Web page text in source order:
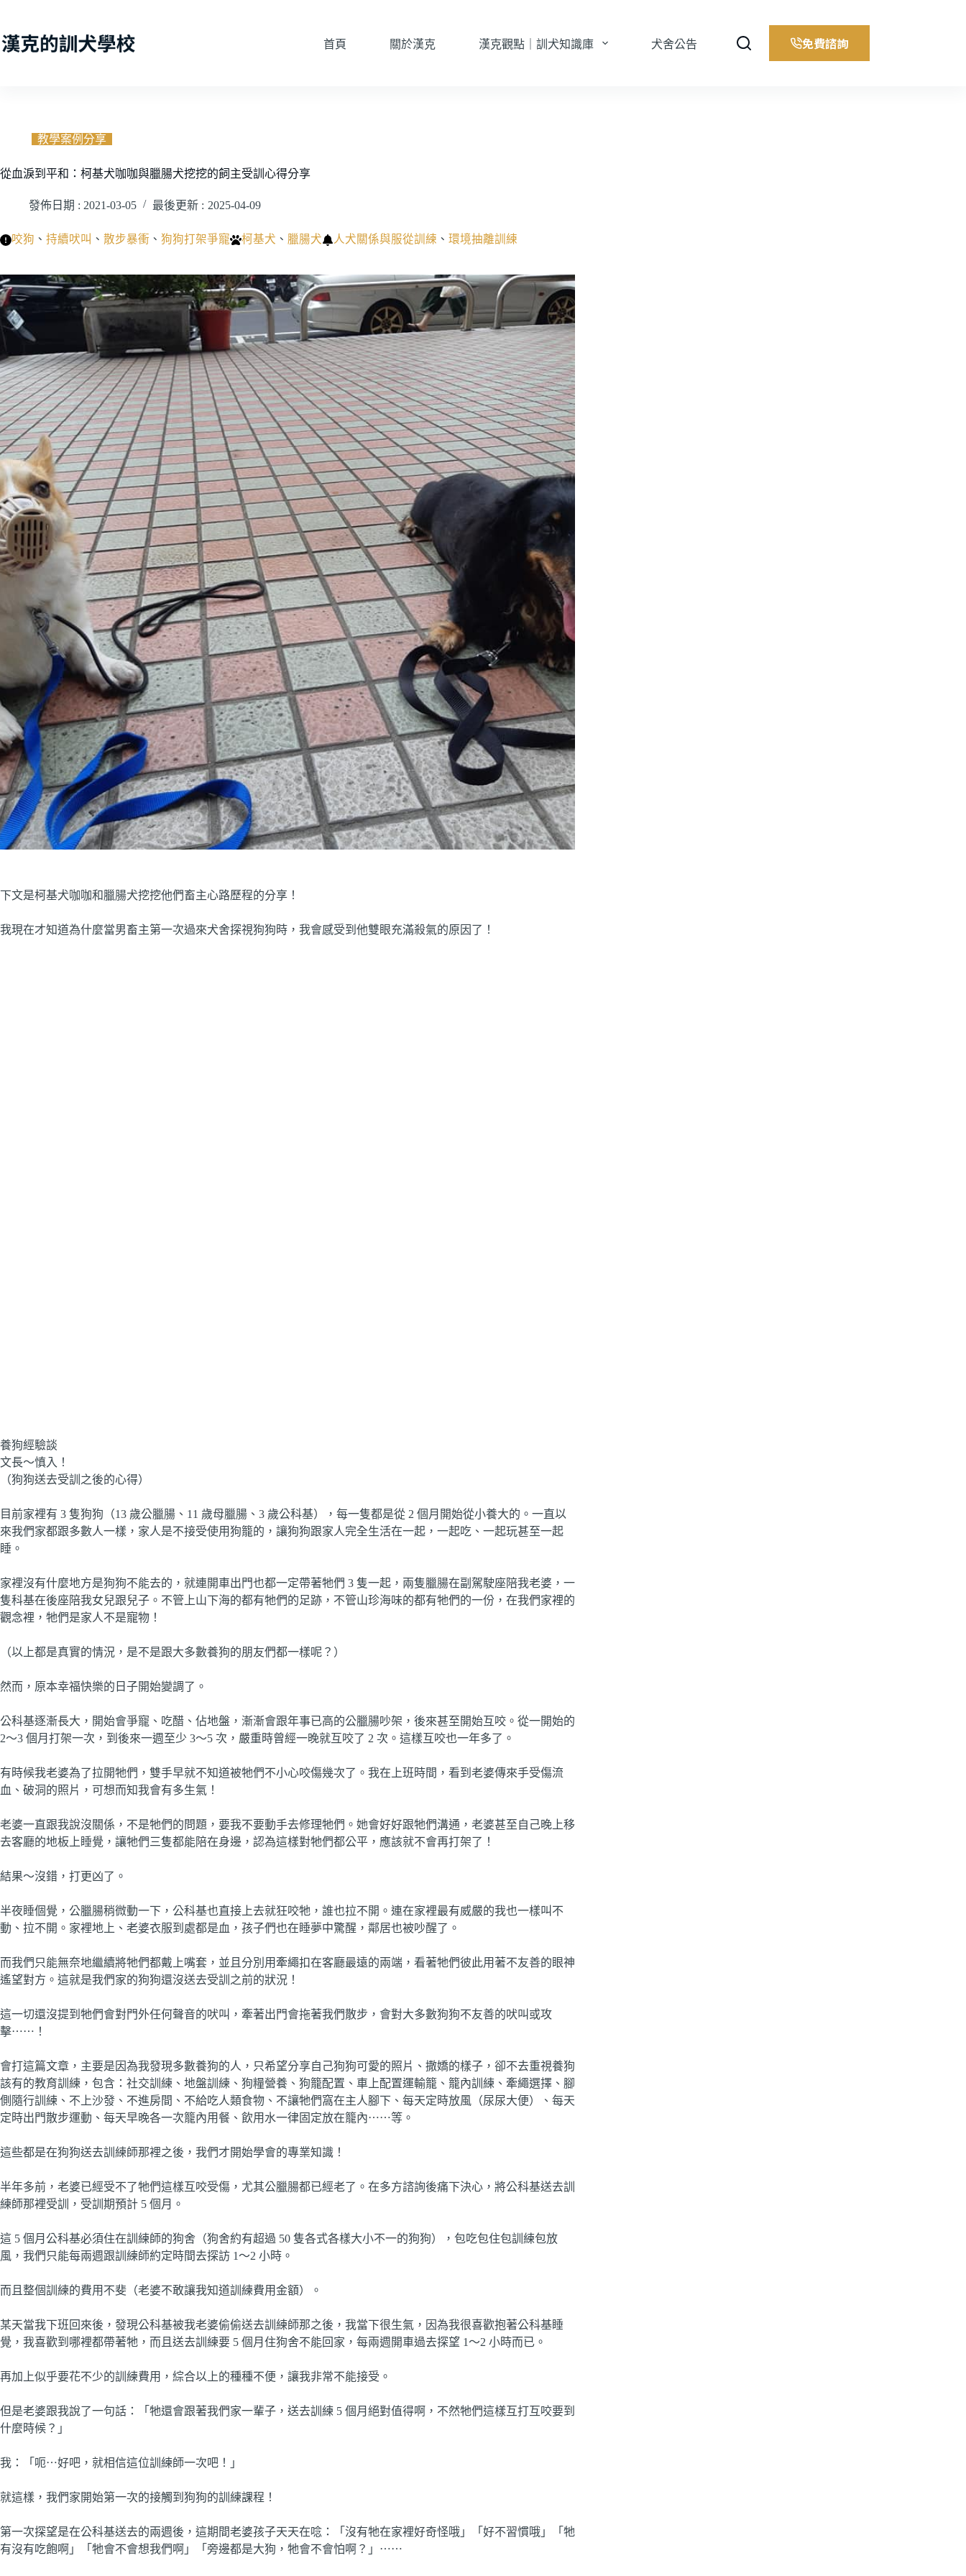
主
首頁 關於漢克 漢克觀點｜訓犬知識庫 犬舍公告 免費諮詢
教學案例分享
從血淚到平和：柯基犬咖咖與臘腸犬挖挖的飼主受訓心得分享
發佈日期 : 2021-03-05 最後更新 : 2025-04-09
咬狗 、 持續吠叫 、 散步暴衝 、 狗狗打架爭寵 柯基犬 、 臘腸犬 人犬關係與服從訓練 、 環境抽離訓練
下文是柯基犬咖咖和臘腸犬挖挖他們畜主心路歷程的分享！
我現在才知道為什麼當男畜主第一次過來犬舍探視狗狗時，我會感受到他雙眼充滿殺氣的原因了！
養狗經驗談
文長～慎入！
（狗狗送去受訓之後的心得）
目前家裡有 3 隻狗狗（13 歲公臘腸、11 歲母臘腸、3 歲公科基），每一隻都是從 2 個月開始從小養大的。一直以
來我們家都跟多數人一樣，家人是不接受使用狗籠的，讓狗狗跟家人完全生活在一起，一起吃、一起玩甚至一起
睡。
家裡沒有什麼地方是狗狗不能去的，就連開車出門也都一定帶著牠們 3 隻一起，兩隻臘腸在副駕駛座陪我老婆，一
隻科基在後座陪我女兒跟兒子。不管上山下海的都有牠們的足跡，不管山珍海味的都有牠們的一份，在我們家裡的
觀念裡，牠們是家人不是寵物！
（以上都是真實的情況，是不是跟大多數養狗的朋友們都一樣呢？）
然而，原本幸福快樂的日子開始變調了。
公科基逐漸長大，開始會爭寵、吃醋、佔地盤，漸漸會跟年事已高的公臘腸吵架，後來甚至開始互咬。從一開始的
2～3 個月打架一次，到後來一週至少 3～5 次，嚴重時曾經一晚就互咬了 2 次。這樣互咬也一年多了。
有時候我老婆為了拉開牠們，雙手早就不知道被牠們不小心咬傷幾次了。我在上班時間，看到老婆傳來手受傷流
血、破洞的照片，可想而知我會有多生氣！
老婆一直跟我說沒關係，不是牠們的問題，要我不要動手去修理牠們。她會好好跟牠們溝通，老婆甚至自己晚上移
去客廳的地板上睡覺，讓牠們三隻都能陪在身邊，認為這樣對牠們都公平，應該就不會再打架了！
結果～沒錯，打更凶了。
半夜睡個覺，公臘腸稍微動一下，公科基也直接上去就狂咬牠，誰也拉不開。連在家裡最有威嚴的我也一樣叫不
動、拉不開。家裡地上、老婆衣服到處都是血，孩子們也在睡夢中驚醒，鄰居也被吵醒了。
而我們只能無奈地繼續將牠們都戴上嘴套，並且分別用牽繩扣在客廳最遠的兩端，看著牠們彼此用著不友善的眼神
遙望對方。這就是我們家的狗狗還沒送去受訓之前的狀況！
這一切還沒提到牠們會對門外任何聲音的吠叫，牽著出門會拖著我們散步，會對大多數狗狗不友善的吠叫或攻
擊⋯⋯！
會打這篇文章，主要是因為我發現多數養狗的人，只希望分享自己狗狗可愛的照片、撒嬌的樣子，卻不去重視養狗
該有的教育訓練，包含：社交訓練、地盤訓練、狗糧營養、狗籠配置、車上配置運輸籠、籠內訓練、牽繩選擇、腳
側隨行訓練、不上沙發、不進房間、不給吃人類食物、不讓牠們窩在主人腳下、每天定時放風（尿尿大便）、每天
定時出門散步運動、每天早晚各一次籠內用餐、飲用水一律固定放在籠內⋯⋯等。
這些都是在狗狗送去訓練師那裡之後，我們才開始學會的專業知識！
半年多前，老婆已經受不了牠們這樣互咬受傷，尤其公臘腸都已經老了。在多方諮詢後痛下決心，將公科基送去訓
練師那裡受訓，受訓期預計 5 個月。
這 5 個月公科基必須住在訓練師的狗舍（狗舍約有超過 50 隻各式各樣大小不一的狗狗），包吃包住包訓練包放
風，我們只能每兩週跟訓練師約定時間去探訪 1～2 小時。
而且整個訓練的費用不斐（老婆不敢讓我知道訓練費用金額）。
某天當我下班回來後，發現公科基被我老婆偷偷送去訓練師那之後，我當下很生氣，因為我很喜歡抱著公科基睡
覺，我喜歡到哪裡都帶著牠，而且送去訓練要 5 個月住狗舍不能回家，每兩週開車過去探望 1～2 小時而已。
再加上似乎要花不少的訓練費用，綜合以上的種種不便，讓我非常不能接受。
但是老婆跟我說了一句話：「牠還會跟著我們家一輩子，送去訓練 5 個月絕對值得啊，不然牠們這樣互打互咬要到
什麼時候？」
我：「呃⋯好吧，就相信這位訓練師一次吧！」
就這樣，我們家開始第一次的接觸到狗狗的訓練課程！
第一次探望是在公科基送去的兩週後，這期間老婆孩子天天在唸：「沒有牠在家裡好奇怪哦」「好不習慣哦」「牠
有沒有吃飽啊」「牠會不會想我們啊」「旁邊都是大狗，牠會不會怕啊？」⋯⋯